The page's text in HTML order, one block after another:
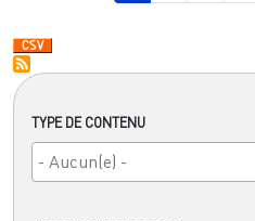
TYPE DE CONTENU